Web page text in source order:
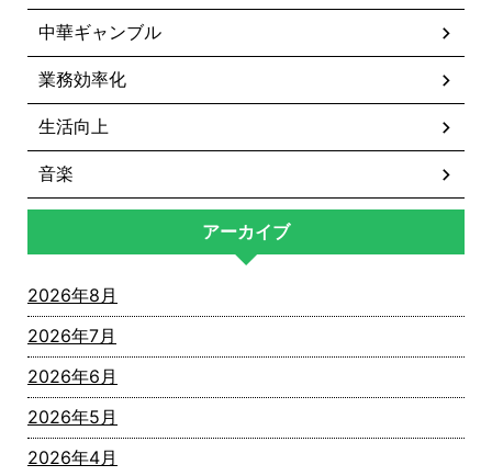
中華ギャンブル
業務効率化
生活向上
音楽
アーカイブ
2026年8月
2026年7月
2026年6月
2026年5月
2026年4月